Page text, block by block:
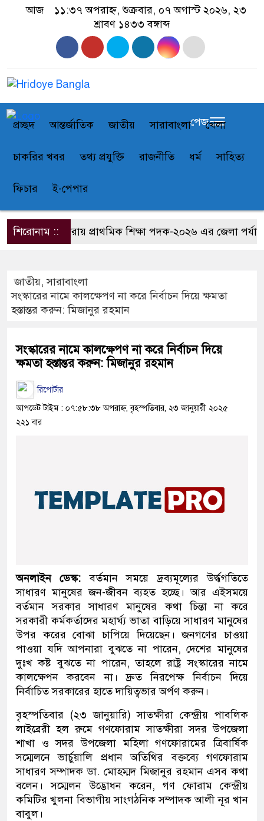
আজ
১১:৩৭ অপরাহ্ন, শুক্রবার, ০৭ অগাস্ট ২০২৬, ২৩
শ্রাবণ ১৪৩৩ বঙ্গাব্দ
প্রচ্ছদ আন্তর্জাতিক জাতীয় সারাবাংলা খেলা
চাকরির খবর তথ্য প্রযুক্তি রাজনীতি ধর্ম সাহিত্য
ফিচার ই-পেপার
পেজ
শিরোনাম ::
সাতক্ষীরায় প্রাথমিক শিক্ষা পদক-২০২৬ এর জেলা পর্যায়ের
জাতীয়,সারাবাংলা
সংস্কারের নামে কালক্ষেপণ না করে নির্বাচন দিয়ে ক্ষমতা
হস্তান্তর করুন: মিজানুর রহমান
সংস্কারের নামে কালক্ষেপণ না করে নির্বাচন দিয়ে
ক্ষমতা হস্তান্তর করুন: মিজানুর রহমান
রিপোর্টার
আপডেট টাইম : ০৭:৫৮:৩৮ অপরাহ্ন, বৃহস্পতিবার, ২৩ জানুয়ারী ২০২৫
২২১ বার
অনলাইন ডেস্ক: বর্তমান সময়ে দ্রব্যমূল্যের উর্দ্ধগতিতে
সাধারণ মানুষের জন-জীবন ব্যহত হচ্ছে। আর এইসময়ে
বর্তমান সরকার সাধারণ মানুষের কথা চিন্তা না করে
সরকারী কর্মকর্তাদের মহার্ঘ্য ভাতা বাড়িয়ে সাধারণ মানুষের
উপর করের বোঝা চাপিয়ে দিয়েছেন। জনগণের চাওয়া
পাওয়া যদি আপনারা বুঝতে না পারেন, দেশের মানুষের
দুঃখ কষ্ট বুঝতে না পারেন, তাহলে রাষ্ট্র সংস্কারের নামে
কালক্ষেপন করবেন না। দ্রুত নিরপেক্ষ নির্বাচন দিয়ে
নির্বাচিত সরকারের হাতে দায়িত্বভার অর্পণ করুন।
বৃহস্পতিবার (২৩ জানুয়ারি) সাতক্ষীরা কেন্দ্রীয় পাবলিক
লাইব্রেরী হল রুমে গণফোরাম সাতক্ষীরা সদর উপজেলা
শাখা ও সদর উপজেলা মহিলা গণফোরামের ত্রিবার্ষিক
সম্মেলনে ভার্চুয়ালি প্রধান অতিথির বক্তব্যে গণফোরাম
সাধারণ সম্পাদক ডা. মোহম্মদ মিজানুর রহমান এসব কথা
বলেন। সম্মেলন উদ্ভোধন করেন, গণ ফোরাম কেন্দ্রীয়
কমিটির খুলনা বিভাগীয় সাংগঠনিক সম্পাদক আলী নূর খান
বাবুল।